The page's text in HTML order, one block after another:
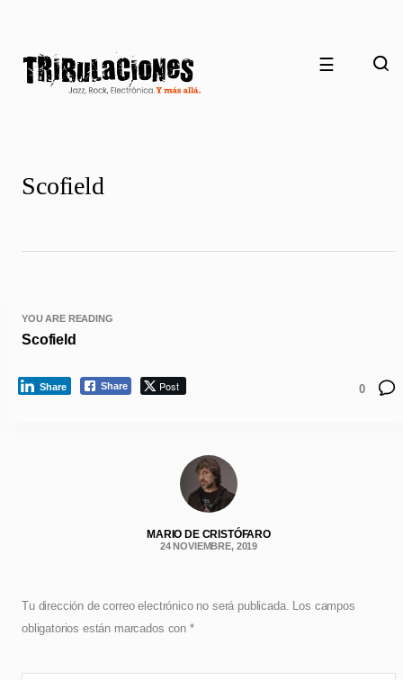
☰
Scofield
YOU ARE READING
Scofield
Share Post
Share 0
MARIO DE CRISTÓFARO
24 NOVIEMBRE, 2019
Tu dirección de correo electrónico no será publicada. Los campos
obligatorios están marcados con *